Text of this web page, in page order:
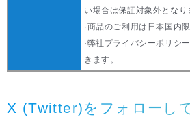
い場合は保証対象外となり
·商品のご利用は日本国内
·弊社プライバシーポリシ
きます。
X (Twitter)をフォローし